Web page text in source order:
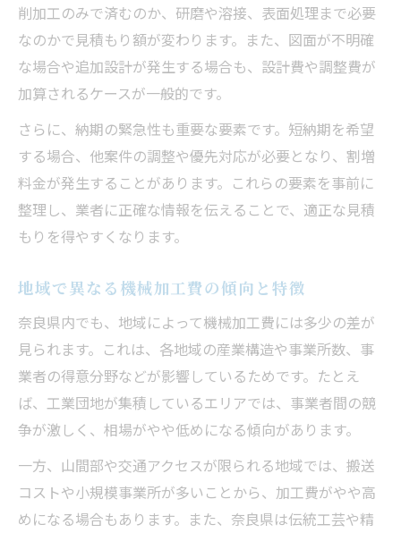
削加工のみで済むのか、研磨や溶接、表面処理まで必要
なのかで見積もり額が変わります。また、図面が不明確
な場合や追加設計が発生する場合も、設計費や調整費が
加算されるケースが一般的です。
さらに、納期の緊急性も重要な要素です。短納期を希望
する場合、他案件の調整や優先対応が必要となり、割増
料金が発生することがあります。これらの要素を事前に
整理し、業者に正確な情報を伝えることで、適正な見積
もりを得やすくなります。
地域で異なる機械加工費の傾向と特徴
奈良県内でも、地域によって機械加工費には多少の差が
見られます。これは、各地域の産業構造や事業所数、事
業者の得意分野などが影響しているためです。たとえ
ば、工業団地が集積しているエリアでは、事業者間の競
争が激しく、相場がやや低めになる傾向があります。
一方、山間部や交通アクセスが限られる地域では、搬送
コストや小規模事業所が多いことから、加工費がやや高
めになる場合もあります。また、奈良県は伝統工芸や精